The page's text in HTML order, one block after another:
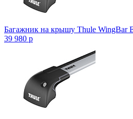
Багажник на крышу Thule WingBar
39 980 p